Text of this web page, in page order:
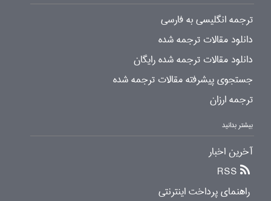
ترجمه انگلیسی به فارسی
دانلود مقالات ترجمه شده
دانلود مقالات ترجمه شده رایگان
جستجوی پیشرفته مقالات ترجمه شده
ترجمه ارزان
بیشتر بدانید
آخرین اخبار
RSS
راهنمای پرداخت اینترنتی